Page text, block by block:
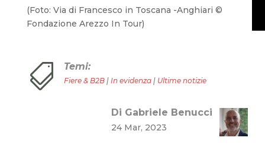
(Foto: Via di Francesco in Toscana -Anghiari ©
Fondazione Arezzo In Tour)
 Temi:
Fiere & B2B| In evidenza| Ultime notizie
Di Gabriele Benucci
24 Mar, 2023